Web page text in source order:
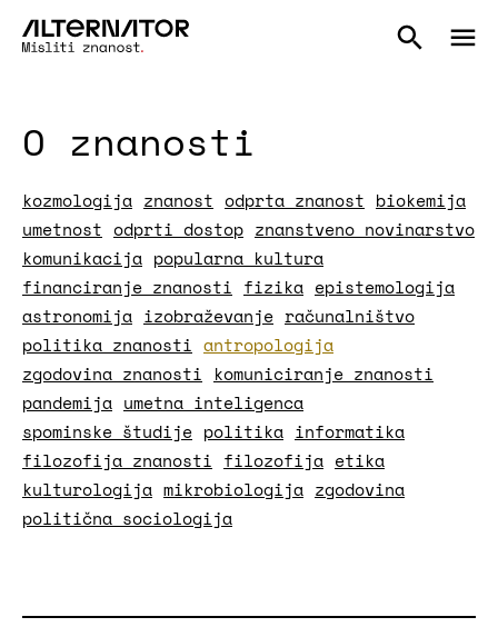
O znanosti
kozmologija znanost odprta znanost biokemija
umetnost odprti dostop znanstveno novinarstvo
komunikacija popularna kultura
financiranje znanosti fizika epistemologija
astronomija izobraževanje računalništvo
politika znanosti antropologija
zgodovina znanosti komuniciranje znanosti
pandemija umetna inteligenca
spominske študije politika informatika
filozofija znanosti filozofija etika
kulturologija mikrobiologija zgodovina
politična sociologija